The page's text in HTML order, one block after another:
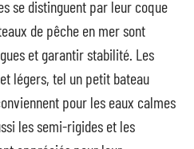
se distinguent par leur coque
de pêche en mer sont
et garantir stabilité. Les
légers, tel un petit bateau
pour les eaux calmes
les semi-rigides et les